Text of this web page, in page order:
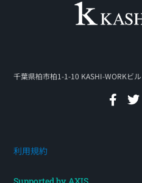
千葉県柏市柏1-1-10 KASHI-WORKビル
利用規約